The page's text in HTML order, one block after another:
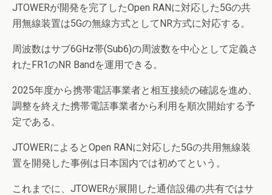
JTOWERが開発を完了したOpen RANに対応した5Gの共
用無線装置は5Gの無線方式としてNR方式に対応する。
周波数はサブ6GHz帯(Sub6)の周波数を中心として定義さ
れたFR1のNR Bandを運用できる。
2025年度から携帯電話事業者と相互接続の確認を進め、
調整を終えた携帯電話事業者から利用を順次開始する予
定である。
JTOWERによるとOpen RANに対応した5Gの共用無線装
置を開発した事例は日本国内では初めてという。
これまでに、JTOWERが展開した通信設備の共有ではサ